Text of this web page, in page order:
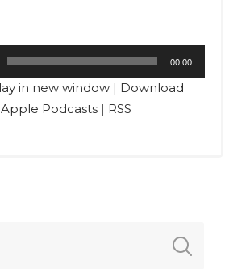
00:00
in new window| Download
Apple Podcasts| RSS